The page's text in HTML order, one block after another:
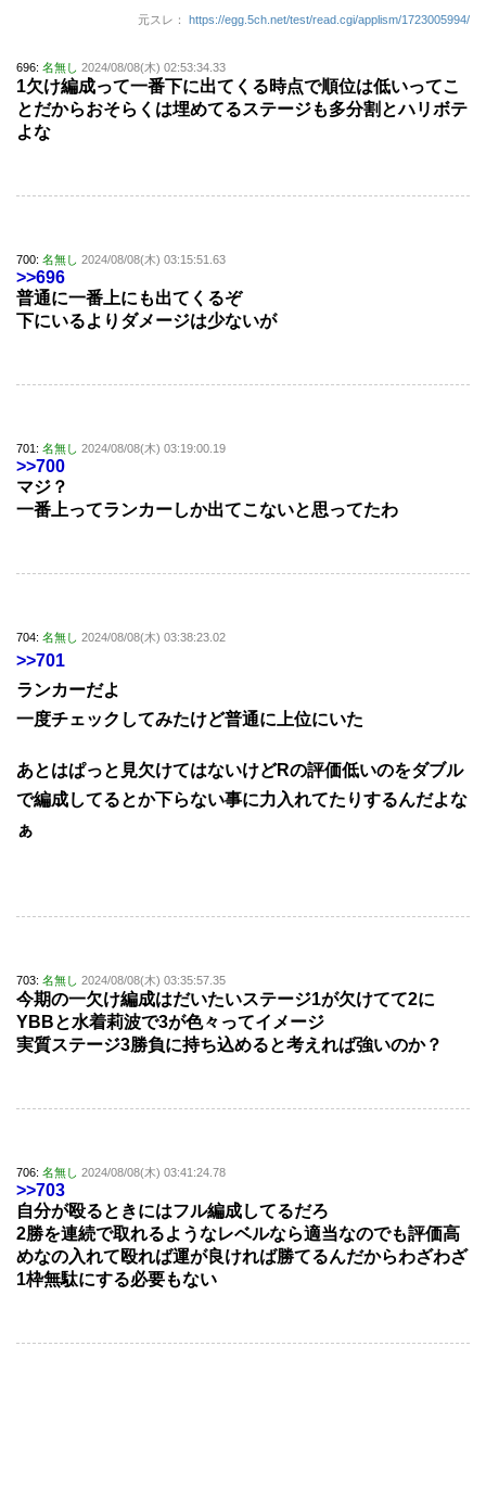
元スレ： https://egg.5ch.net/test/read.cgi/applism/1723005994/
696: 名無し 2024/08/08(木) 02:53:34.33
1欠け編成って一番下に出てくる時点で順位は低いってこ
とだからおそらくは埋めてるステージも多分割とハリボテ
よな
700: 名無し 2024/08/08(木) 03:15:51.63
>>696
普通に一番上にも出てくるぞ
下にいるよりダメージは少ないが
701: 名無し 2024/08/08(木) 03:19:00.19
>>700
マジ？
一番上ってランカーしか出てこないと思ってたわ
704: 名無し 2024/08/08(木) 03:38:23.02
>>701
ランカーだよ
一度チェックしてみたけど普通に上位にいた
あとはぱっと見欠けてはないけどRの評価低いのをダブル
で編成してるとか下らない事に力入れてたりするんだよな
ぁ
703: 名無し 2024/08/08(木) 03:35:57.35
今期の一欠け編成はだいたいステージ1が欠けてて2に
YBBと水着莉波で3が色々ってイメージ
実質ステージ3勝負に持ち込めると考えれば強いのか？
706: 名無し 2024/08/08(木) 03:41:24.78
>>703
自分が殴るときにはフル編成してるだろ
2勝を連続で取れるようなレベルなら適当なのでも評価高
めなの入れて殴れば運が良ければ勝てるんだからわざわざ
1枠無駄にする必要もない